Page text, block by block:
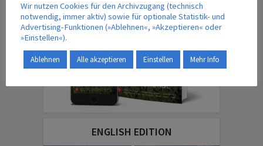
ENGLISH EDITION
Wir nutzen Cookies für den Archivzugang (technisch
notwendig, immer aktiv) sowie für optionale Statistik- und
Advertising-Funktionen (»Ablehnen«, »Akzeptieren« oder
»Einstellen«).
Ablehnen Alle akzeptieren Einstellen Mehr Info